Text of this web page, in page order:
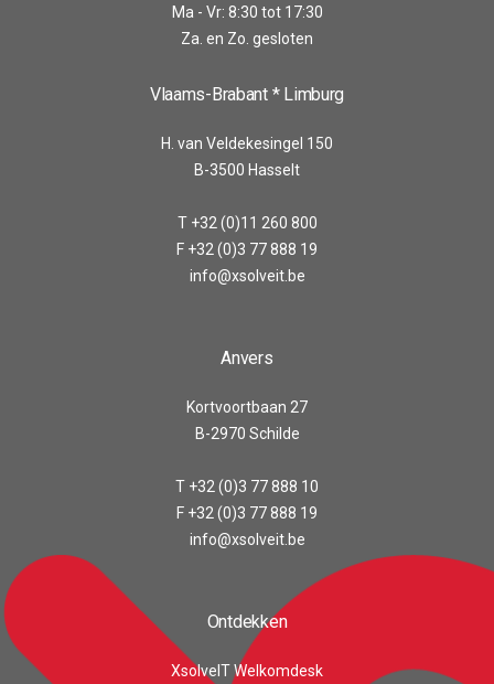
Ma - Vr: 8:30 tot 17:30
Za. en Zo. gesloten
Vlaams-Brabant * Limburg
H. van Veldekesingel 150
B-3500 Hasselt
T +32 (0)11 260 800
F +32 (0)3 77 888 19
info@xsolveit.be
Anvers
Kortvoortbaan 27
B-2970 Schilde
T +32 (0)3 77 888 10
F +32 (0)3 77 888 19
info@xsolveit.be
Ontdekken
XsolveIT Welkomdesk